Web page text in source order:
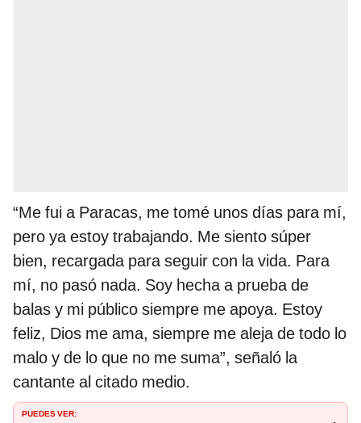
“Me fui a Paracas, me tomé unos días para mí,
pero ya estoy trabajando. Me siento súper
bien, recargada para seguir con la vida. Para
mí, no pasó nada. Soy hecha a prueba de
balas y mi público siempre me apoya. Estoy
feliz, Dios me ama, siempre me aleja de todo lo
malo y de lo que no me suma”, señaló la
cantante al citado medio.
PUEDES VER: